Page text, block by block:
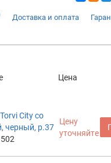
Доставка и оплата
Цена
City со
черный, р.37
Цену
уточняйте